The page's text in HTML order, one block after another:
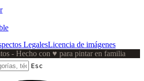
LegalesLicencia de imágenes
- Hecho con ♥ para pintar en familia
Esc